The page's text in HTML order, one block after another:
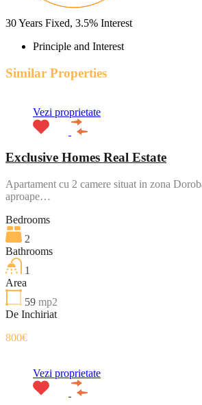
30Years Fixed, 3.5% Interest
Principle and Interest
Similar Properties
Vezi proprietate
Exclusive Homes Real Estate
Apartament cu 2 camere situat in zona
aproape…
Bedrooms
2
Bathrooms
1
Area
59 mp2
De Inchiriat
800€
Vezi proprietate